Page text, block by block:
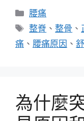
分
類
腰痛
標
籤
整脊 、整骨 、
痛 、 腰痛原因 、
為什麼